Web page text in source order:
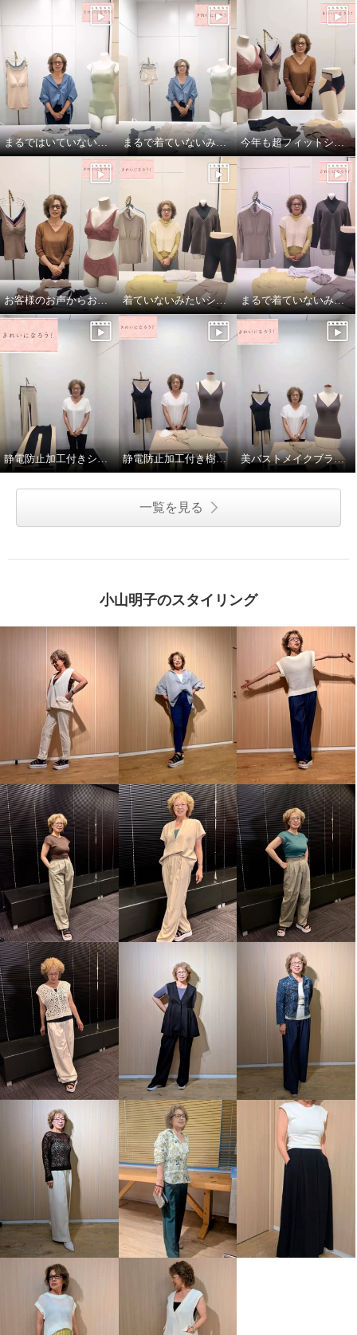
きれいになろう！ 静電気防止加
工 しっかりホールド ワイヤーで
美バストメイク ブラキャミ２枚
セット
ブラックセット Ｍ
¥0
きれいになろう！ 静電気防止加
工 しっかりホールド ワイヤーで
美バストメイク ブラキャミ２枚
セット
モカセット Ｍ
¥0
まるではいていないみたい！超のびのび吸水速乾付きショーツ まるで着ていないみたい！超のびのび吸水速乾 付きカップ付きタンクトップ 今年も超フィットショーツしっかりバージョン！
お客様のお声からお作りしたブラとブラキャミです！ 着ていないみたいシリーズ！超のびのび秋冬バージョン まるで着ていないみたい！でもおしゃれ！
静電防止加工付きシェイプレギンス2枚セット 静電防止加工付き樹脂ワイヤー入り美バストメイクブラキャミ 美バストメイクブラキャミの着方のポイント！
一覧を見る
小山明子のスタイリング